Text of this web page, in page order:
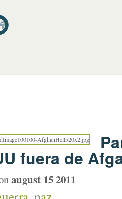
fuera de
august 15 2011